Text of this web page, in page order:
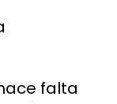
falta